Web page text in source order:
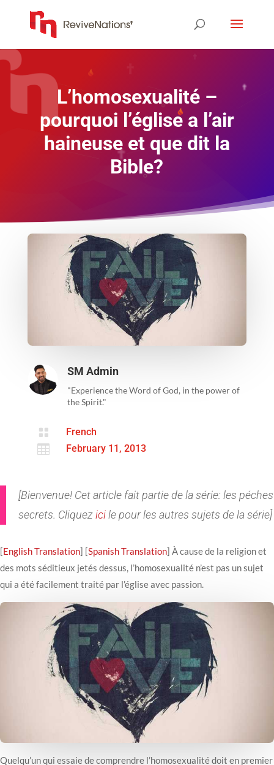
L’homosexualité –
pourquoi l’église a l’air
haineuse et que dit la
Bible?
SM Admin
"Experience the Word of God, in the power of
the Spirit."
 French
 February 11, 2013
[Bienvenue! Cet article fait partie de la série: les péches
secrets. Cliquezicile pour les autres sujets de la série]
[English Translation] [Spanish Translation] À cause de la religion et
des mots séditieux jetés dessus, l’homosexualité n’est pas un sujet
qui a été facilement traité par l’église avec passion.
Quelqu’un qui essaie de comprendre l’homosexualité doit en premier